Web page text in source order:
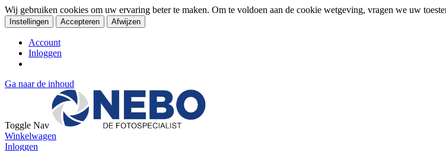
Wij gebruiken cookies om uw ervaring beter te maken. Om te voldoen aan de cookie wetgeving, vragen we uw
Instellingen Accepteren Afwijzen
Account
Inloggen
Ga naar de inhoud
Toggle Nav
Winkelwagen
Inloggen